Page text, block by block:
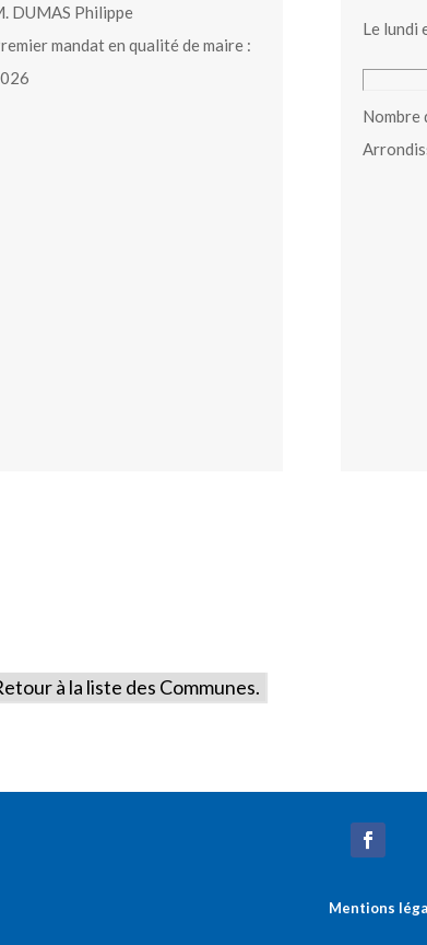
DUMAS Philippe
mandat en qualité de maire :
Le lundi
Nombre
à la liste des Communes.
Mentions